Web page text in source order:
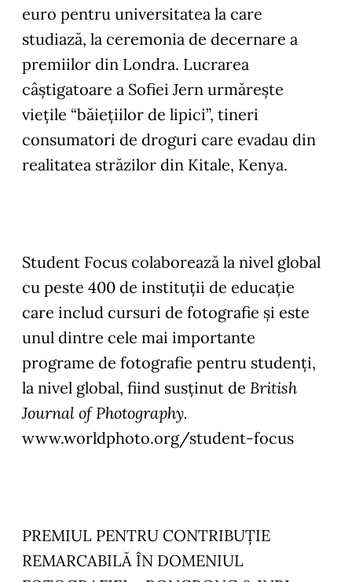
euro pentru universitatea la care
studiază, la ceremonia de decernare a
premiilor din Londra. Lucrarea
câștigatoare a Sofiei Jern urmărește
viețile “băiețiilor de lipici”, tineri
consumatori de droguri care evadau din
realitatea străzilor din Kitale, Kenya.
Student Focus colaborează la nivel global
cu peste 400 de instituții de educație
care includ cursuri de fotografie și este
unul dintre cele mai importante
programe de fotografie pentru studenți,
la nivel global, fiind susținut de British
Journal of Photography.
www.worldphoto.org/student-focus
PREMIUL PENTRU CONTRIBUȚIE
REMARCABILĂ ÎN DOMENIUL